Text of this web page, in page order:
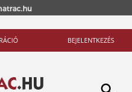
BEJELENTKEZÉS